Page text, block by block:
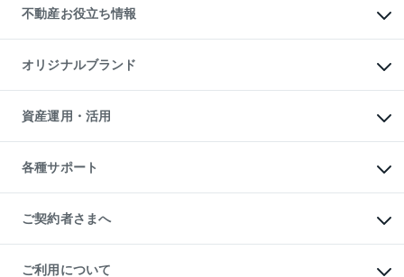
貸すガイド
事業用不動産
マンション投資
投資用マンション
アパート経営
収益物件
ビル購入（ビル一棟）
投資用不動産の売却査定
事業用不動産の売却査定
不動産お役立ち情報
マンションライブラリー
人気マンションランキング
暮らしに役立つ不動産メディア
不動産相場・不動産価格情報
不動産コラム・ニュース
不動産用語集
不動産なんでもネット相談室
住まいの税金
オリジナルブランド
一棟リノベーションマンション
L`GENTE（ルジェンテ）
区分リノベーションマンション
投資用一棟レジデンスWELL
不動産小口投資
LEGACIA（レガシア）
資産運用・活用
不動産M&A
アセットマネジメント・出資
各種サポート
相続サポート
リフォームサポート
ご契約者さまへ
ご紹介・再契約特典
ご利用について